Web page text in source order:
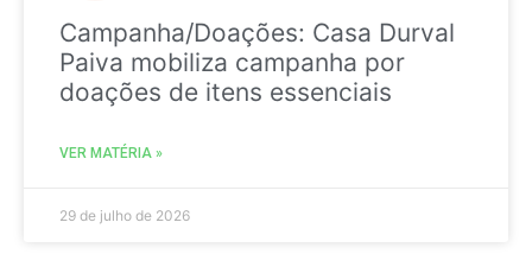
Campanha/Doações: Casa Durval
Paiva mobiliza campanha por
doações de itens essenciais
VER MATÉRIA »
29 de julho de 2026